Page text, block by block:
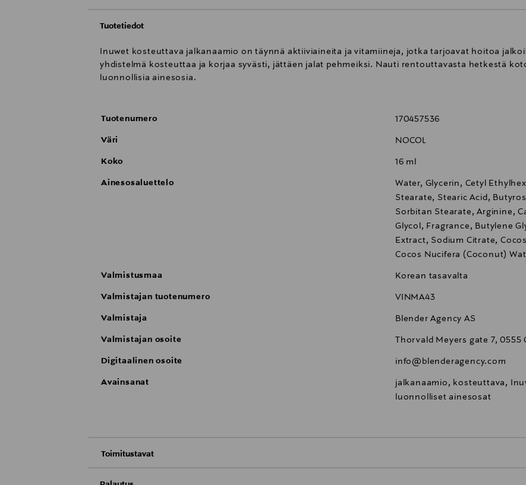
Tuotetiedot
Inuwet kosteuttava jalkanaamio on täynnä aktiiviaineita ja vitamiineja, jotka tarjoavat hoitoa
yhdistelmä kosteuttaa ja korjaa syvästi, jättäen jalat pehmeiksi. Nauti rentouttavasta hetkestä
luonnollisia ainesosia.
Tuotenumero 170457536
Väri NOCOL
Koko 16 ml
Ainesosaluettelo
Water, Glycerin, Cetyl
Stearate, Stearic Acid,
Sorbitan Stearate, Arginine,
Glycol, Fragrance, Butylene
Extract, Sodium Citrate,
Cocos Nucifera (Coconut)
Valmistusmaa Korean tasavalta
Valmistajan tuotenumero VINMA43
Valmistaja Blender Agency AS
Valmistajan osoite Thorvald Meyers gate 7, 0555
Digitaalinen osoite info@blenderagency.com
Avainsanat
jalkanaamio, kosteuttava,
luonnolliset ainesosat
Toimitustavat